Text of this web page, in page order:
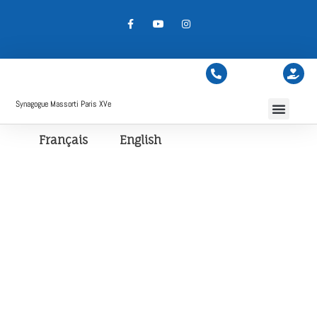
Synagogue Massorti Paris XVe
Français English